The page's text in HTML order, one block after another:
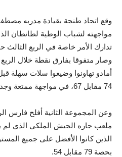
وقع اتحاد طنجة بقيادة مدربه
مواجهته لشباب الوطية لطانطان
تدارك الأمر خاصة في الربع الثالث
وصار متفوقا بفارق نقطة خلال الربع
أمادو تهاونوا وضيعوا سلات سهلة
74 مقابل 67، في مواجهة ممتعة وجد متوازنة على العموم.
وعن المجموعة الثانية أفلح فارس
ملعب جاره الجيش الملكي الذي لم
الذين كانوا الأفضل على جميع
بحصة 79 مقابل 54.